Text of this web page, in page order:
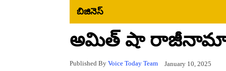
బిజినెస్‌
అమిత్ షా
Published By Voice Today Team January 10, 2025